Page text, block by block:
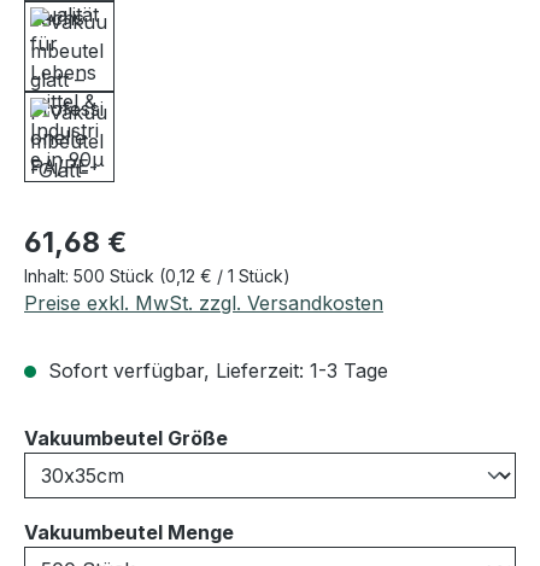
Regulärer Preis:
61,68 €
Inhalt: 500 Stück (0,12 € / 1 Stück)
Preise exkl. MwSt. zzgl. Versandkosten
Sofort verfügbar, Lieferzeit: 1-3 Tage
Vakuumbeutel Größeauswählen
Vakuumbeutel Mengeauswählen